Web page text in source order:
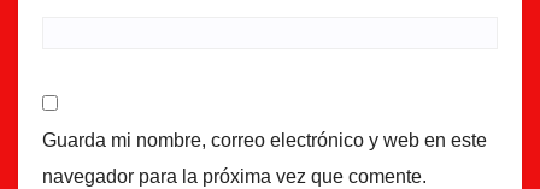
Guarda mi nombre, correo electrónico y web en este
navegador para la próxima vez que comente.